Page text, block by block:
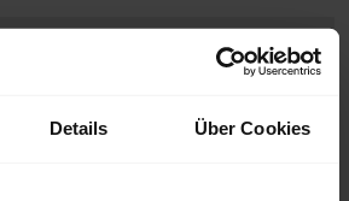
Details Über Cookies